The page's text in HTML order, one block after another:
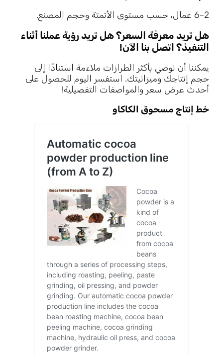
2–6 عمال، حسب مستوى الأتمتة وحجم المصنع.
هل تريد معرفة السعر؟ هل تريد رؤية عملنا أثناء
التنفيذ؟ اتصل بنا الآن!
يمكننا أن نوصي بأكثر الطرازات ملاءمة استنادًا إلى
حجم إنتاجك وميزانيتك. استفسر اليوم للحصول على
أحدث عرض سعر والمواصفات التفصيلية!
خط إنتاج مسحوق الكاكاو